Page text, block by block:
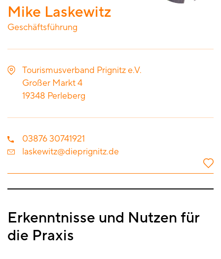
Mike Laskewitz
Geschäftsführung
Tourismusverband Prignitz e.V.
Großer Markt 4
19348 Perleberg
03876 30741921
laskewitz@dieprignitz.de
Erkenntnisse und Nutzen für
die Praxis